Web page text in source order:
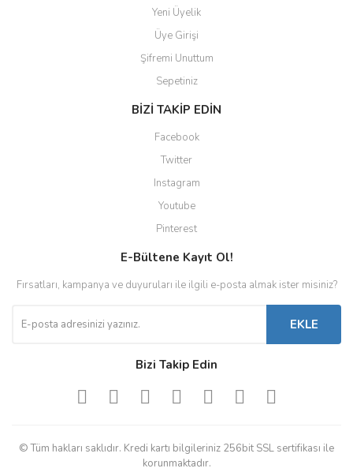
Yeni Üyelik
Üye Girişi
Şifremi Unuttum
Sepetiniz
BİZİ TAKİP EDİN
Facebook
Twitter
Instagram
Youtube
Pinterest
E-Bültene Kayıt Ol!
Fırsatları, kampanya ve duyuruları ile ilgili e-posta almak ister misiniz?
EKLE
Bizi Takip Edin
© Tüm hakları saklıdır. Kredi kartı bilgileriniz 256bit SSL sertifikası ile
korunmaktadır.